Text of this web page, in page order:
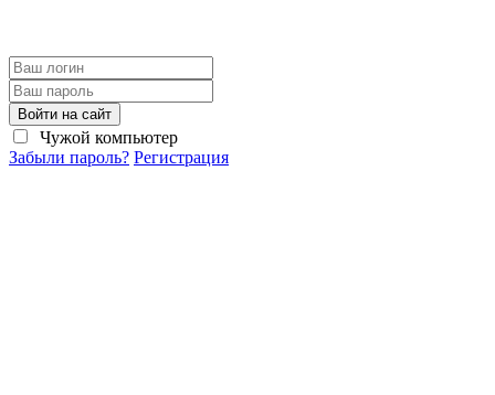
Войти на сайт
Чужой компьютер
Забыли пароль? Регистрация